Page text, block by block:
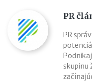
PR
PR
skupinu